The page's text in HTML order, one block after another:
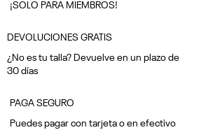
¡SOLO PARA MIEMBROS!
DEVOLUCIONES GRATIS
¿No es tu talla? Devuelve en un plazo de
30 días
PAGA SEGURO
Puedes pagar con tarjeta o en efectivo